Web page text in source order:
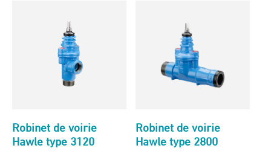
Robinet de voirie
Hawle type 3120
Robinet de voirie
Hawle type 2800